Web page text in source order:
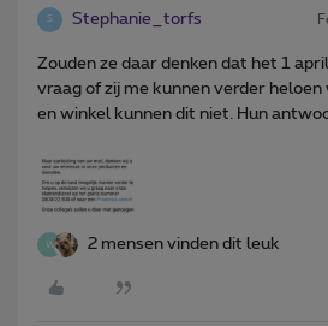
S Stephanie_torfs
Zouden ze daar denken dat het 1
vraag of zij me kunnen verder
en winkel kunnen dit niet. Hun
W 2 mensen vinden dit leuk